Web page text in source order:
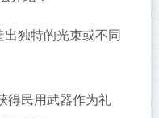
独特的光束或不同
得民用武器作为礼